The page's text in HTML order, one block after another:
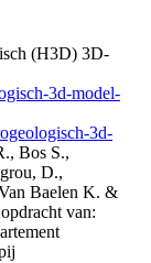
(H3D) 3D-
3d-model-
3d-
Bos S.,
D.,
Baelen K. &
van: